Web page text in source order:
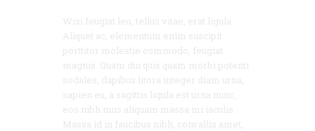
Galeri
Hubungi Kami
Wisi feugiat leo, tellus vitae, erat ligula.
Aliquet ac, elementum enim suscipit
porttitor molestie commodo, feugiat
magnis. Quam dui quis quam morbi potenti
sodales, dapibus litora integer diam urna,
sapien eu, a sagittis ligula est urna nunc,
eos nibh mus aliquam massa mi iaculis.
Massa id in faucibus nibh, convallis amet,